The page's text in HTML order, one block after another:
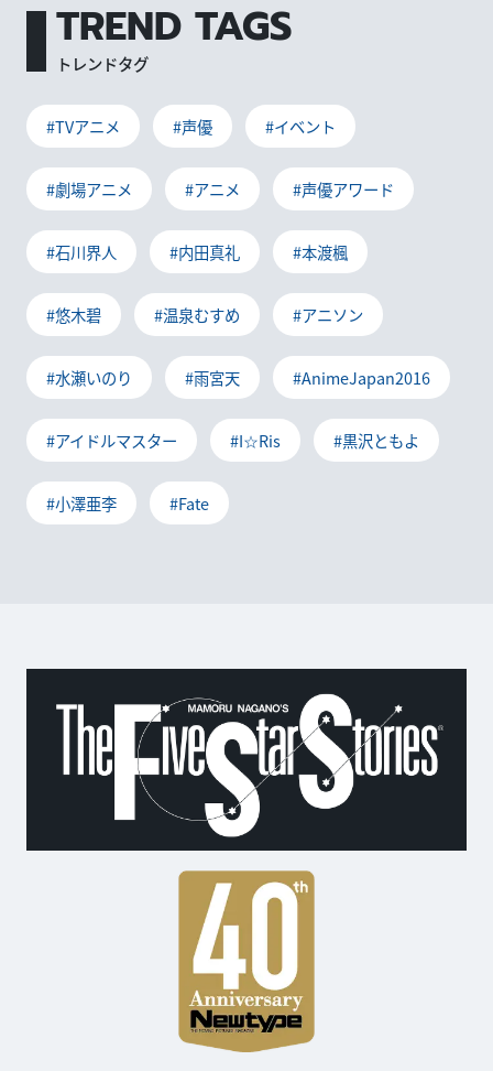
TREND TAGS
トレンドタグ
#TVアニメ #声優 #イベント
#劇場アニメ #アニメ #声優アワード
#石川界人 #内田真礼 #本渡楓
#悠木碧 #温泉むすめ #アニソン
#水瀬いのり #雨宮天 #AnimeJapan2016
#アイドルマスター #I☆Ris #黒沢ともよ
#小澤亜李 #Fate